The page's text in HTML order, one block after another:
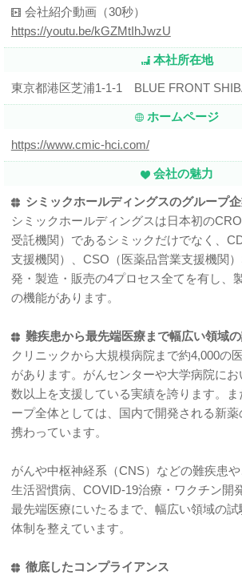
会社紹介動画（30秒）
https://youtu.be/kGZMtIhJwzU
本社所在地
東京都港区芝浦1-1-1 BLUE FRONT
ホームページ
https://www.cmic-hci.com/
会社の魅力
シミックホールディングスのグループ
シミックホールディングスは日本初の
受託機関）であるシミックだけでなく、
支援機関）、CSO（医薬品営業支援機関
発・製造・販売の4プロセス全てを有し、
の機能があります。
難疾患から最先端医療まで幅広い領域
クリニックから大規模病院まで約4,000の
があります。がんセンターや大学病院に
数以上を支援している実績を誇ります。
ープ全体としては、国内で開発される新
携わっています。
がんや中枢神経系（CNS）などの難疾患
生活習慣病、COVID-19治療・ワクチン開
最先端医療にいたるまで、幅広い領域の
体制を整えています。
徹底したコンプライアンス